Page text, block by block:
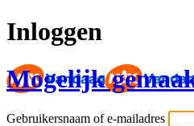
Inloggen
Mogelijk
Gebruikersnaam of e-mailadres